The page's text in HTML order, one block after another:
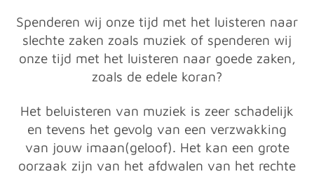
Spenderen wij onze tijd met het luisteren naar
slechte zaken zoals muziek of spenderen wij
onze tijd met het luisteren naar goede zaken,
zoals de edele koran?
Het beluisteren van muziek is zeer schadelijk
en tevens het gevolg van een verzwakking
van jouw imaan(geloof). Het kan een grote
oorzaak zijn van het afdwalen van het rechte